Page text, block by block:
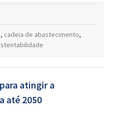
, cadeia de abastecimento,
atingir a
até 2050